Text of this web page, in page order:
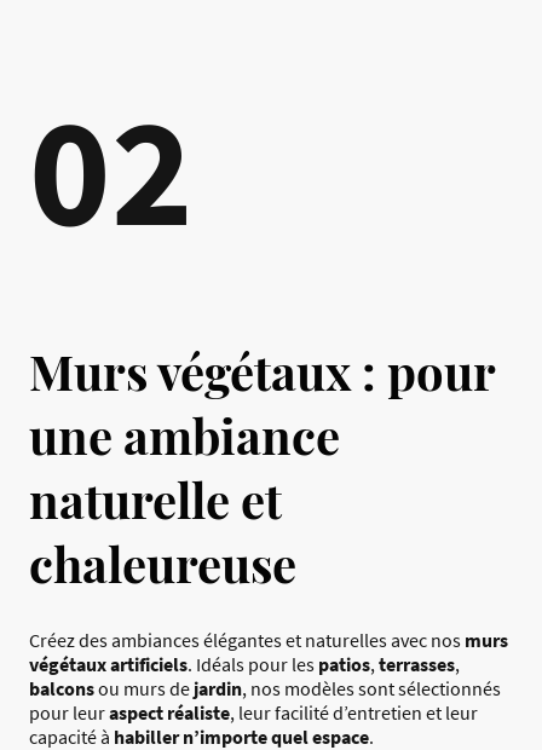
02
Murs végétaux : pour
une ambiance
naturelle et
chaleureuse
Créez des ambiances élégantes et naturelles avec nos murs
végétaux artificiels. Idéals pour les patios, terrasses,
balconsou murs de jardin, nos modèles sont sélectionnés
pour leuraspect réaliste, leur facilité d’entretien et leur
capacité à habiller n’importe quel espace.